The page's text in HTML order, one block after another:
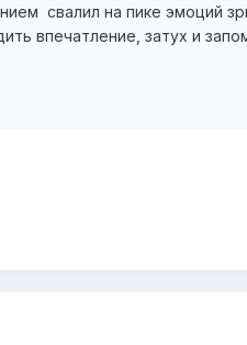
свалил на пике эмоций
впечатление, затух и